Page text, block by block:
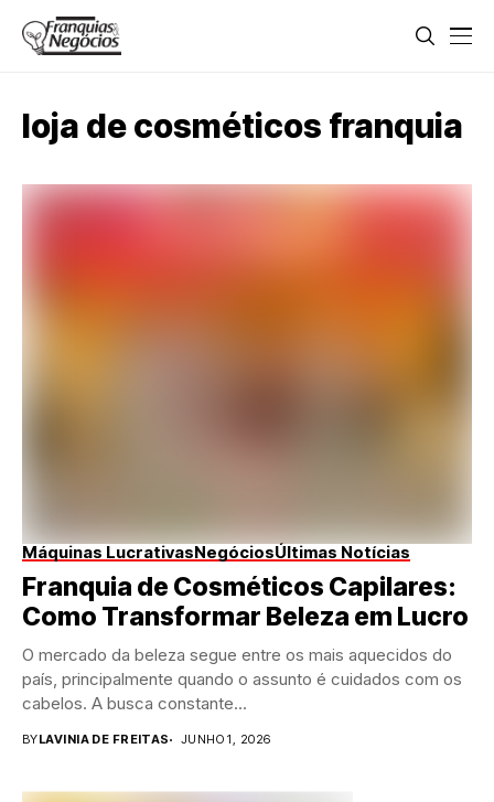
loja de cosméticos franquia
Máquinas LucrativasNegóciosÚltimas Notícias
Franquia de Cosméticos Capilares:
Como Transformar Beleza em Lucro
O mercado da beleza segue entre os mais aquecidos do
país, principalmente quando o assunto é cuidados com os
cabelos. A busca constante...
BYLAVINIA DE FREITAS JUNHO 1, 2026